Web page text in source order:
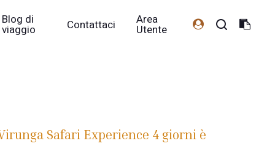
Blog di
viaggio Contattaci Area
Utente
Safari Experience 4 giorni è